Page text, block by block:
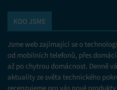
voleb ochrany osobních údajů.
KDO JSME
Jsme web zajímající se o
od mobilních telefonů, přes
až po chytrou domácnost. Denně
aktuality ze světa technického